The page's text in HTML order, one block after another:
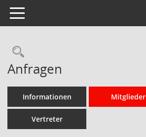
Toggle navigation
Rechercheauswahl
Anfragen
Informationen Mitglieder
Vertreter